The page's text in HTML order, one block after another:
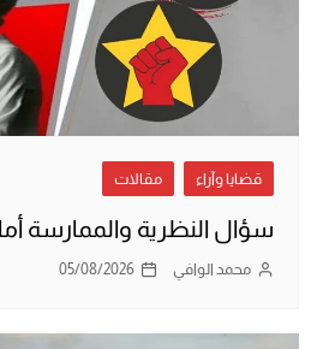
قضايا وآراء مقالات
سؤال النظرية والممارسة
محمد الوافي 05/08/2026